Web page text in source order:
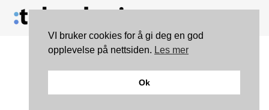
Populært mediasenter i
ny versjon
VI bruker cookies for å gi deg en god
opplevelse på nettsiden. Les mer
Ok